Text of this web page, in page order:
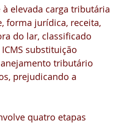
elevada carga tributária
forma jurídica, receita,
do lar, classificado
substituição
tributário
prejudicando a
quatro etapas